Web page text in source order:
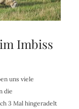
Imbiss
uns viele
die
3 Mal hingeradelt